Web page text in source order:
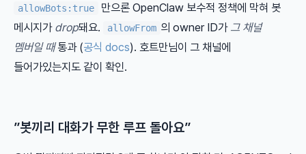
allowBots:true
만으론 OpenClaw 보수적 정책에 막혀 봇
메시지가 drop돼요. allowFrom 의 owner ID가 그 채널
멤버일 때통과 (공식 docs). 호트만님이 그 채널에
들어가있는지도 같이 확인.
”봇끼리 대화가 무한 루프 돌아요”